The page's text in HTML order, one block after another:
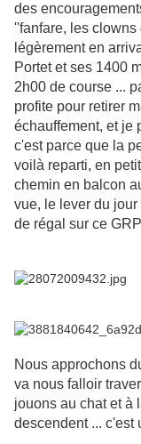
des
''fanfare, les clowns
légèrement en
Portet et ses 1400
2h00 de course ...
profite pour retirer
échauffement, et je
c'est parce que la
voilà reparti, en
chemin en balcon
vue, le lever du
de régal sur ce
Nous approchons
va nous falloir
jouons au chat et à
descendent ... c'est